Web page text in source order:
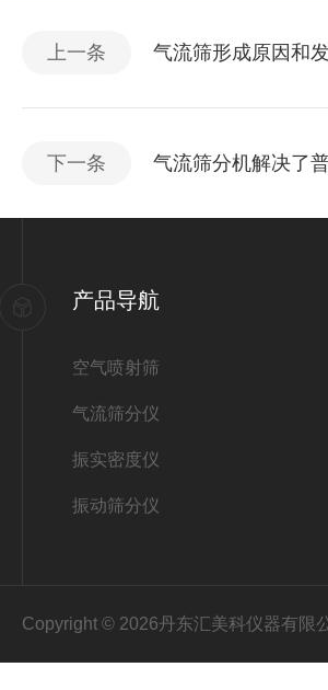
上一条 气流筛形成原因和
下一条 气流筛分机解决了
产品导航
空气喷射筛
气流筛分仪
振实密度仪
振动筛分仪
Copyright © 2026丹东汇美科仪器有限